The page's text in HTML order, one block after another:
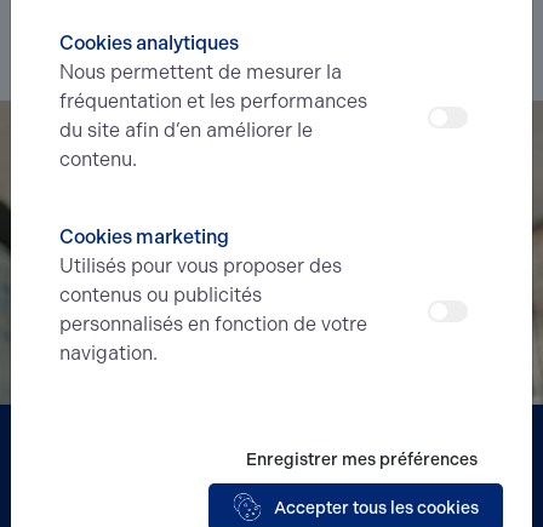
Je souhaite déléguer ma recherche
BERRY'S
Cookies analytiques
Nous permettent de mesurer la
fréquentation et les performances
du site afin d’en améliorer le
contenu.
Cookies marketing
Utilisés pour vous proposer des
contenus ou publicités
personnalisés en fonction de votre
navigation.
Enregistrer mes préférences
Accepter tous les cookies